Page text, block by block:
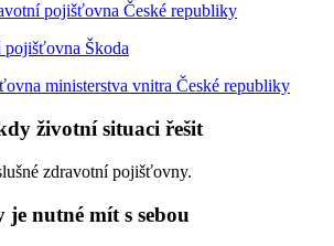
pojišťovna České republiky
pojišťovna Škoda
ministerstva vnitra České republiky
životní situaci řešit
zdravotní pojišťovny.
je nutné mít s sebou